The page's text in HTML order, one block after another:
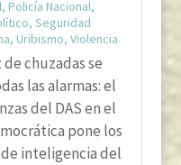
, Policía Nacional,
, Seguridad
, Uribismo, Violencia
chuzadas se
las alarmas: el
del DAS en el
pone los
inteligencia del